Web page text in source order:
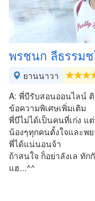
พรชนก ลีธรรม
ยานนาวา
A: พี่บีรับสอนออนไลน์ ติ
ข้อความพิเศษเพิ่มเติม
พี่บีไม่ได้เป็นคนที่เก่ง แ
น้องๆทุกคนตั้งใจและพ
พี่ได้แน่นอนจ้า
ถ้าสนใจ ก็อย่าลังเล ทั
แฮ...^^